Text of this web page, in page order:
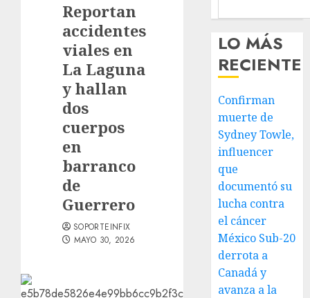
Reportan
accidentes
viales en
La Laguna
y hallan
dos
cuerpos
en
barranco
de
Guerrero
SOPORTEINFIX
MAYO 30, 2026
LO MÁS
RECIENTE
Confirman
muerte de
Sydney Towle,
influencer
que
documentó su
lucha contra
el cáncer
México Sub-20
derrota a
Canadá y
avanza a la